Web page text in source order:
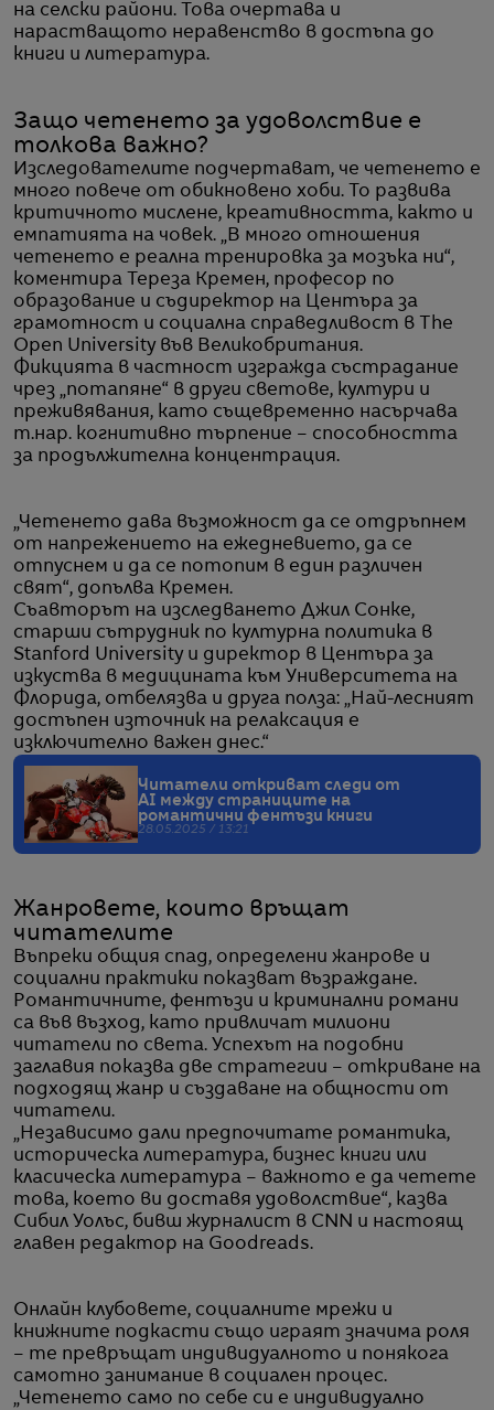
на селски райони. Това очертава и
нарастващото неравенство в достъпа до
книги и литература.
Защо четенето за удоволствие е
толкова важно?
Изследователите подчертават, че четенето е
много повече от обикновено хоби. То развива
критичното мислене, креативността, както и
емпатията на човек. „В много отношения
четенето е реална тренировка за мозъка ни“,
коментира Тереза Кремен, професор по
образование и съдиректор на Центъра за
грамотност и социална справедливост в The
Open University във Великобритания.
Фикцията в частност изгражда състрадание
чрез „потапяне“ в други светове, култури и
преживявания, като същевременно насърчава
т.нар. когнитивно търпение – способността
за продължителна концентрация.
„Четенето дава възможност да се отдръпнем
от напрежението на ежедневието, да се
отпуснем и да се потопим в един различен
свят“, допълва Кремен.
Съавторът на изследването Джил Сонке,
старши сътрудник по културна политика в
Stanford University и директор в Центъра за
изкуства в медицината към Университета на
Флорида, отбелязва и друга полза: „Най-лесният
достъпен източник на релаксация е
изключително важен днес.“
Читатели откриват следи от
AI между страниците на
романтични фентъзи книги
28.05.2025 / 13:21
Жанровете, които връщат
читателите
Въпреки общия спад, определени жанрове и
социални практики показват възраждане.
Романтичните, фентъзи и криминални романи
са във възход, като привличат милиони
читатели по света. Успехът на подобни
заглавия показва две стратегии – откриване на
подходящ жанр и създаване на общности от
читатели.
„Независимо дали предпочитате романтика,
историческа литература, бизнес книги или
класическа литература – важното е да четете
това, което ви доставя удоволствие“, казва
Сибил Уолъс, бивш журналист в CNN и настоящ
главен редактор на Goodreads.
Онлайн клубовете, социалните мрежи и
книжните подкасти също играят значима роля
– те превръщат индивидуалното и понякога
самотно занимание в социален процес.
„Четенето само по себе си е индивидуално